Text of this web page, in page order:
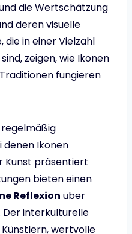
die Wertschätzung
deren visuelle
die in einer Vielzahl
zeigen, wie Ikonen
fungieren
denen Ikonen
Kunst präsentiert
bieten einen
Reflexion über
Der interkulturelle
wertvolle